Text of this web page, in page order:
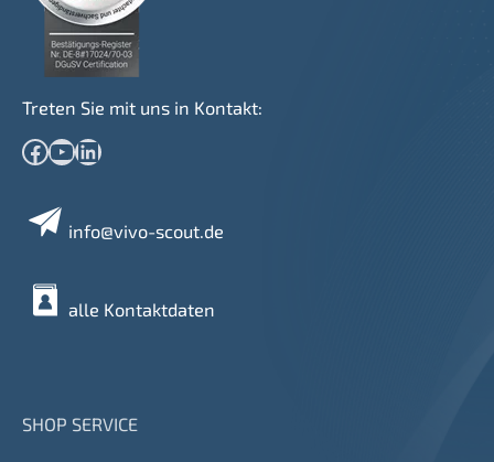
Treten Sie mit uns in Kontakt:
Facebook YouTube LinkedIn
info@vivo-scout.de
alle Kontaktdaten
SHOP SERVICE